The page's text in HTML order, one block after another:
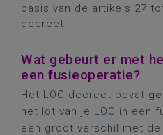
basis van de artikels 27
decreet.
Wat gebeurt er met
een fusieoperatie?
Het LOC-decreet bevat
het lot van je LOC in een
een groot verschil met